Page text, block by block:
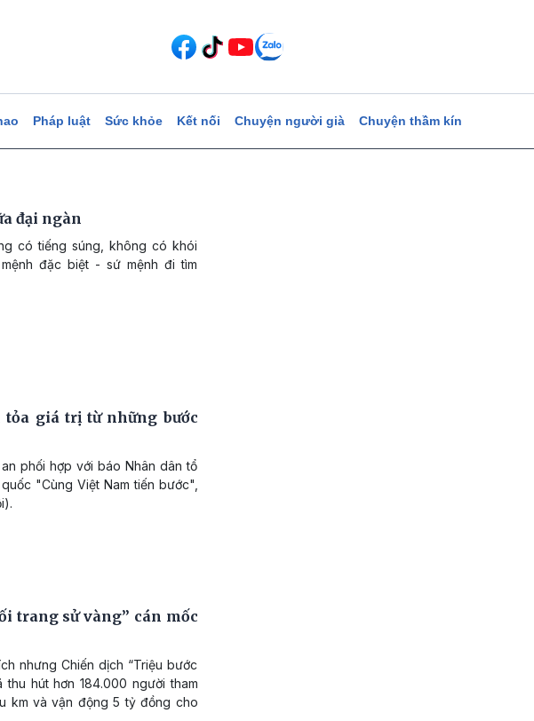
Pháp luật Sức khỏe Kết nối Chuyện người già Chuyện thầm kín
đại ngàn
có tiếng súng, không có khói
đặc biệt - sứ mệnh đi tìm
tỏa giá trị từ những bước
phối hợp với báo Nhân dân tổ
"Cùng Việt Nam tiến bước",
trang sử vàng” cán mốc
nhưng Chiến dịch “Triệu bước
hút hơn 184.000 người tham
km và vận động 5 tỷ đồng cho